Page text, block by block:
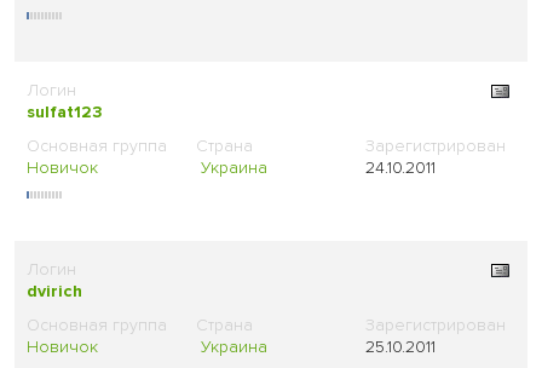
sulfat123
Новичок Украина 24.10.2011
dvirich
Новичок Украина 25.10.2011